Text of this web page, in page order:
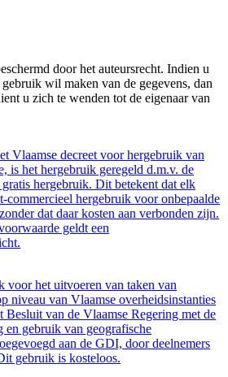
door het auteursrecht. Indien u
wil maken van de gegevens, dan
u zich te wenden tot de eigenaar van
Vlaamse decreet voor hergebruik van
is het hergebruik geregeld d.m.v. de
hergebruik. Dit betekent dat elk
commercieel hergebruik voor onbepaalde
dat daar kosten aan verbonden zijn.
geldt een
voor het uitvoeren van taken van
niveau van Vlaamse overheidsinstanties
Besluit van de Vlaamse Regering met de
en gebruik van geografische
aan de GDI, door deelnemers
gebruik is kosteloos.